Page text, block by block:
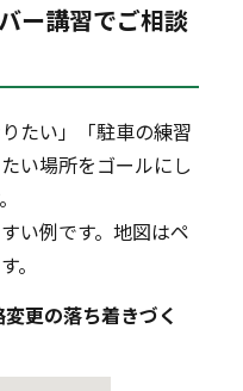
ー講習でご相談
たい」「駐車の練習
い場所をゴールにし
い例です。地図はペ
。
更の落ち着きづく